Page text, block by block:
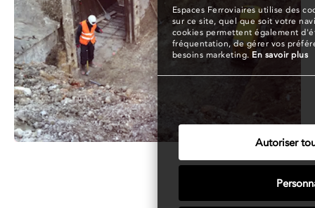
Espaces Ferroviaires utilise des
sur ce site, quel que soit votre
cookies permettent également
fréquentation, de gérer vos
besoins marketing. En savoir plus
Autoriser